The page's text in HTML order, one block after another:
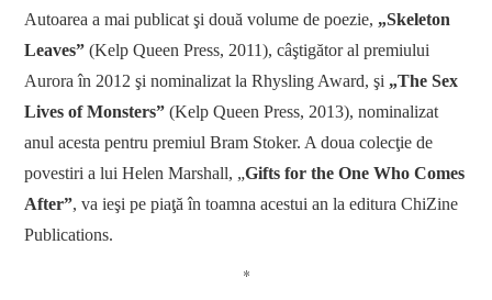
Autoarea a mai publicat şi două volume de poezie, „Skeleton
Leaves” (Kelp Queen Press, 2011), câştigător al premiului
Aurora în 2012 şi nominalizat la Rhysling Award, şi „The Sex
Lives of Monsters” (Kelp Queen Press, 2013), nominalizat
anul acesta pentru premiul Bram Stoker. A doua colecţie de
povestiri a lui Helen Marshall, „Gifts for the One Who Comes
After”, va ieşi pe piaţă în toamna acestui an la editura ChiZine
Publications.
*